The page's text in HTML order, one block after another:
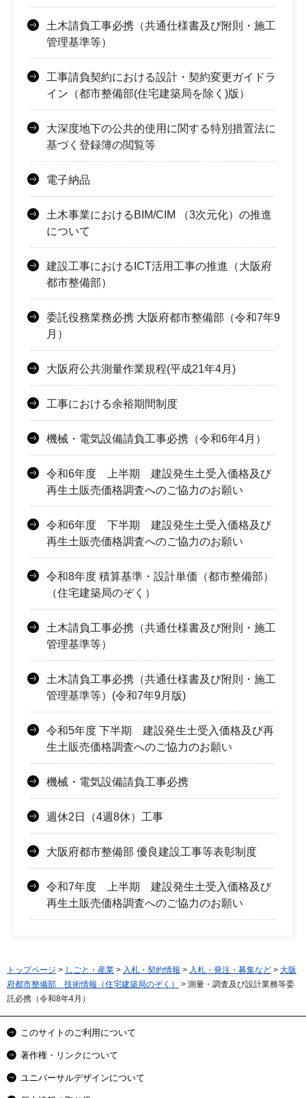
土木請負工事必携（共通仕様書及び附則・施工
管理基準等）
工事請負契約における設計・契約変更ガイドラ
イン（都市整備部(住宅建築局を除く)版）
大深度地下の公共的使用に関する特別措置法に
基づく登録簿の閲覧等
電子納品
土木事業におけるBIM/CIM （3次元化）の推進
について
建設工事におけるICT活用工事の推進（大阪府
都市整備部）
委託役務業務必携 大阪府都市整備部（令和7年9
月）
大阪府公共測量作業規程(平成21年4月)
工事における余裕期間制度
機械・電気設備請負工事必携（令和6年4月）
令和6年度 上半期 建設発生土受入価格及び
再生土販売価格調査へのご協力のお願い
令和6年度 下半期 建設発生土受入価格及び
再生土販売価格調査へのご協力のお願い
令和8年度 積算基準・設計単価（都市整備部）
（住宅建築局のぞく）
土木請負工事必携（共通仕様書及び附則・施工
管理基準等）
土木請負工事必携（共通仕様書及び附則・施工
管理基準等）(令和7年9月版)
令和5年度 下半期 建設発生土受入価格及び再
生土販売価格調査へのご協力のお願い
機械・電気設備請負工事必携
週休2日（4週8休）工事
大阪府都市整備部 優良建設工事等表彰制度
令和7年度 上半期 建設発生土受入価格及び
再生土販売価格調査へのご協力のお願い
トップページ > しごと・産業 > 入札・契約情報 > 入札・発注・募集など > 大阪
府都市整備部 技術情報（住宅建築局のぞく）
> 測量・調査及び設計業務等委
託必携（令和8年4月）
このサイトのご利用について
著作権・リンクについて
ユニバーサルデザインについて